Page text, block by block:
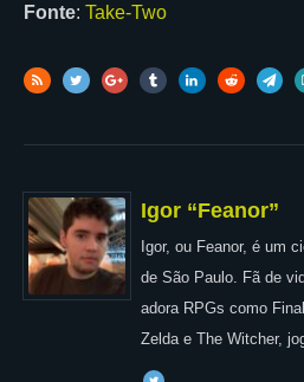
Fonte: Take-Two
Igor “Feanor”
Igor, ou Feanor, é um
de São Paulo. Fã de
adora RPGs como
Zelda e The Witcher,